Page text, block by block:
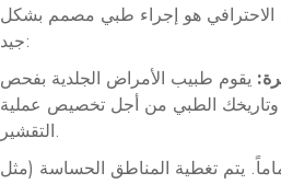
الاحترافي هو إجراء طبي مصمم بشكل
جيد:
يقوم طبيب الأمراض الجلدية بفحص
الطبي من أجل تخصيص عملية
التقشير.
يتم تغطية المناطق الحساسة (مثل